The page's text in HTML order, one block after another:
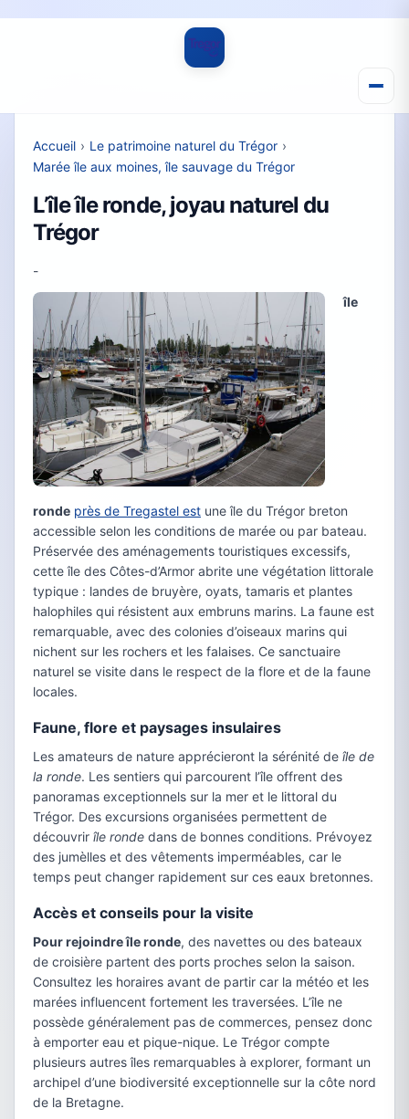
Accueil › Le patrimoine naturel du Trégor ›
Marée île aux moines, île sauvage du Trégor
L’île île ronde, joyau naturel du
Trégor
-
île
ronde près de Tregastel est une île du Trégor breton
accessible selon les conditions de marée ou par bateau.
Préservée des aménagements touristiques excessifs,
cette île des Côtes-d’Armor abrite une végétation littorale
typique : landes de bruyère, oyats, tamaris et plantes
halophiles qui résistent aux embruns marins. La faune est
remarquable, avec des colonies d’oiseaux marins qui
nichent sur les rochers et les falaises. Ce sanctuaire
naturel se visite dans le respect de la flore et de la faune
locales.
Faune, flore et paysages insulaires
Les amateurs de nature apprécieront la sérénité de île de
la ronde. Les sentiers qui parcourent l’île offrent des
panoramas exceptionnels sur la mer et le littoral du
Trégor. Des excursions organisées permettent de
découvrir île ronde dans de bonnes conditions. Prévoyez
des jumèlles et des vêtements imperméables, car le
temps peut changer rapidement sur ces eaux bretonnes.
Accès et conseils pour la visite
Pour rejoindre île ronde, des navettes ou des bateaux
de croisière partent des ports proches selon la saison.
Consultez les horaires avant de partir car la météo et les
marées influencent fortement les traversées. L’île ne
possède généralement pas de commerces, pensez donc
à emporter eau et pique-nique. Le Trégor compte
plusieurs autres îles remarquables à explorer, formant un
archipel d’une biodiversité exceptionnelle sur la côte nord
de la Bretagne.